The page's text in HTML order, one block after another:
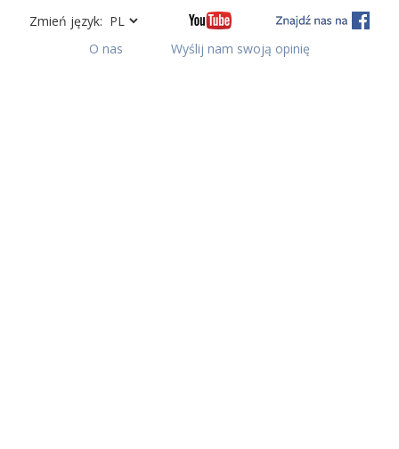
Zmień język:
O nas
Wyślij nam swoją opinię